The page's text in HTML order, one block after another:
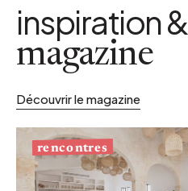
inspiration &
magazine
Découvrir le magazine
rencontres